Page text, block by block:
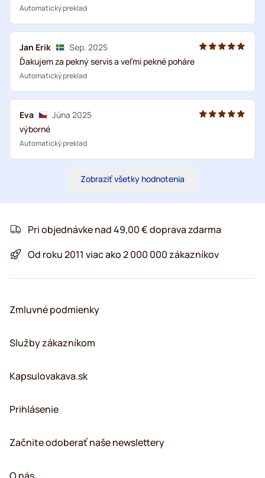
Automatický preklad
Jan Erik
Sep. 2025
Ďakujem za pekný servis a veľmi pekné poháre
Automatický preklad
Eva
Júna 2025
výborné
Automatický preklad
Zobraziť všetky hodnotenia
Pri objednávke nad 49,00 € doprava zdarma
Od roku 2011 viac ako 2 000 000 zákazníkov
Zmluvné podmienky
Služby zákazníkom
Kapsulovakava.sk
Prihlásenie
Začnite odoberať naše newslettery